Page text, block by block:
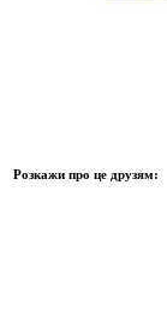
Розкажи про це друзям: